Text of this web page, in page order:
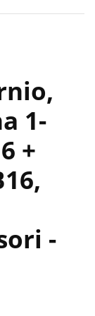
1-
+
-